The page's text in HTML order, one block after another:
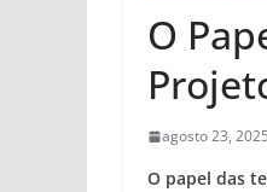
O
agosto 23, 2025
O papel das